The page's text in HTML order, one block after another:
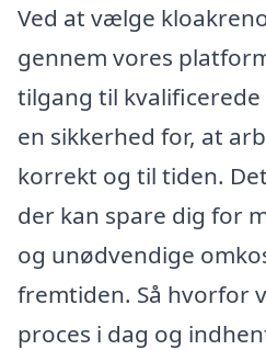
Ved at vælge
gennem vores
tilgang til
en sikkerhed for, at
korrekt og til tiden.
der kan spare dig for
og unødvendige
fremtiden. Så hvorfor
proces i dag og